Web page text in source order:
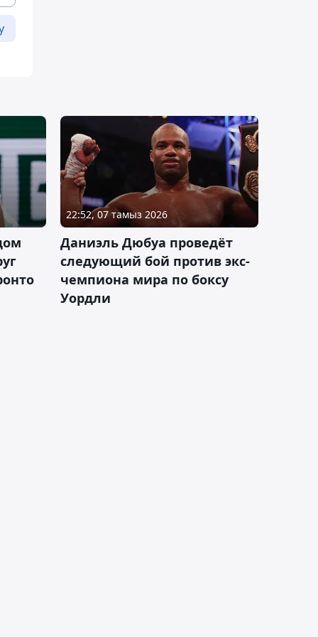
22:52, 07 тамыз 2026
Даниэль Дюбуа проведёт
следующий бой против экс-
чемпиона мира по боксу
Уордли